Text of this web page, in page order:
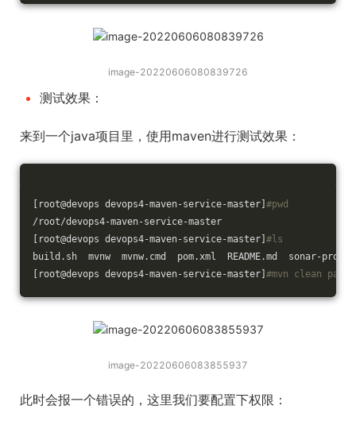
image-20220606080839726
测试效果：
来到一个java项目里，使用maven进行测试效果：
[root@devops devops4-maven-service-master] #pwd
/root/devops4-maven-service-master
[root@devops devops4-maven-service-master] #ls
build.sh  mvnw  mvnw.cmd  pom.xml  README.md  sonar-
[root@devops devops4-maven-service-master] #mvn clean
image-20220606083855937
此时会报一个错误的，这里我们要配置下权限：